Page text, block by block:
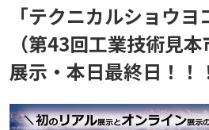
「テクニカルショウヨ
（第43回工業技術見
展示・本日最終日！！